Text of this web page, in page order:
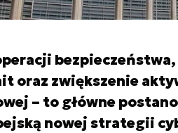
oraz zwiększenie
– to główne
nowej strategii